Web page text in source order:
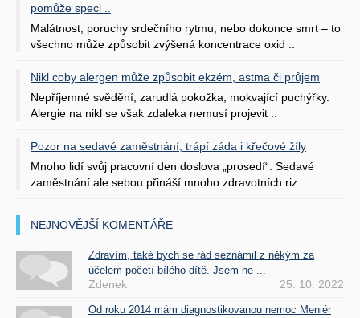
pomůže speci ..
Malátnost, poruchy srdečního rytmu, nebo dokonce smrt – to
všechno může způsobit zvýšená koncentrace oxid ..
Nikl coby alergen může způsobit ekzém, astma či průjem
Nepříjemné svědění, zarudlá pokožka, mokvající puchýřky.
Alergie na nikl se však zdaleka nemusí projevit ..
Pozor na sedavé zaměstnání, trápí záda i křečové žíly
Mnoho lidí svůj pracovní den doslova „prosedí“. Sedavé
zaměstnání ale sebou přináší mnoho zdravotních riz ..
NEJNOVĚJŠÍ KOMENTÁŘE
Zdravím, také bych se rád seznámil z někým za
účelem početí bílého dítě. Jsem he ...
Zdenek 25. 10. 2022
Od roku 2014 mám diagnostikovanou nemoc Meniér